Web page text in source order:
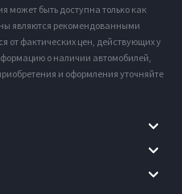
может быть доступна только как
являются рекомендованными
от фактических цен, действующих у
о наличии автомобилей,
и оформления уточняйте